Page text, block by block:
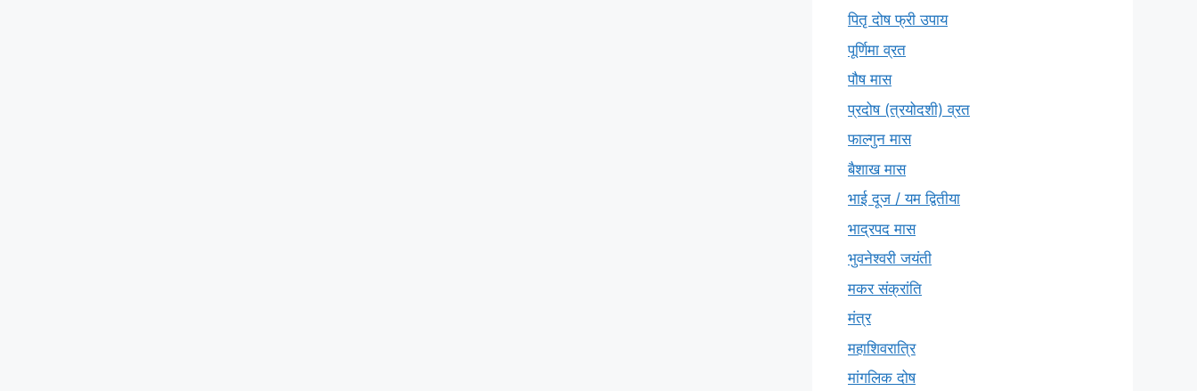
पितृ दोष फ्री उपाय
पूर्णिमा व्रत
पौष मास
प्रदोष (त्रयोदशी) व्रत
फाल्गुन मास
बैशाख मास
भाई दूज / यम द्वितीया
भाद्रपद मास
भुवनेश्वरी जयंती
मकर संक्रांति
मंत्र
महाशिवरात्रि
मांगलिक दोष